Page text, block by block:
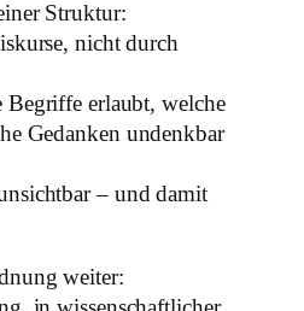
Struktur:
nicht durch
Begriffe erlaubt, welche
Gedanken undenkbar
– und damit
weiter: